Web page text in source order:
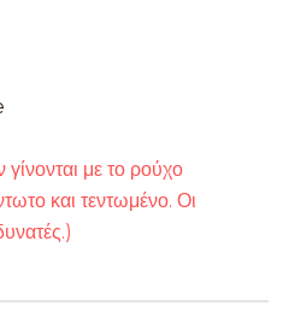
με το ρούχο
και τεντωμένο. Οι